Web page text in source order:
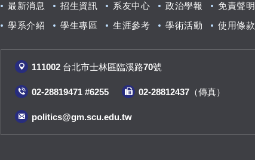
最新消息
學系介紹
招生資訊
學生專區
系友中心
生涯參考
政治學報
學術活動
免責聲明
使用條款
111002 台北市士林區臨溪路70號
02-28819471 #6255 02-28812437（傳真）
politics@gm.scu.edu.tw